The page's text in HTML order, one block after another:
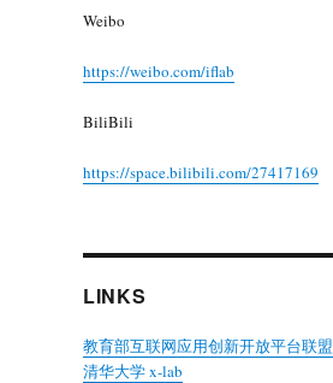
Weibo
https://weibo.com/iflab
BiliBili
https://space.bilibili.com/27417169
LINKS
教育部互联网应用创新开放平台联盟
清华大学 x-lab